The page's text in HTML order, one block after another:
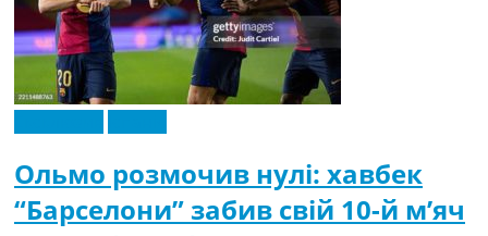
Ольмо розмочив нулі: хавбек
“Барселони” забив свій 10-й м’яч